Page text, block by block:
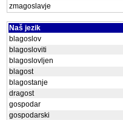
zmagoslavje
Naš jezik
blagoslov
blagosloviti
blagoslovljen
blagost
blagostanje
dragost
gospodar
gospodarski